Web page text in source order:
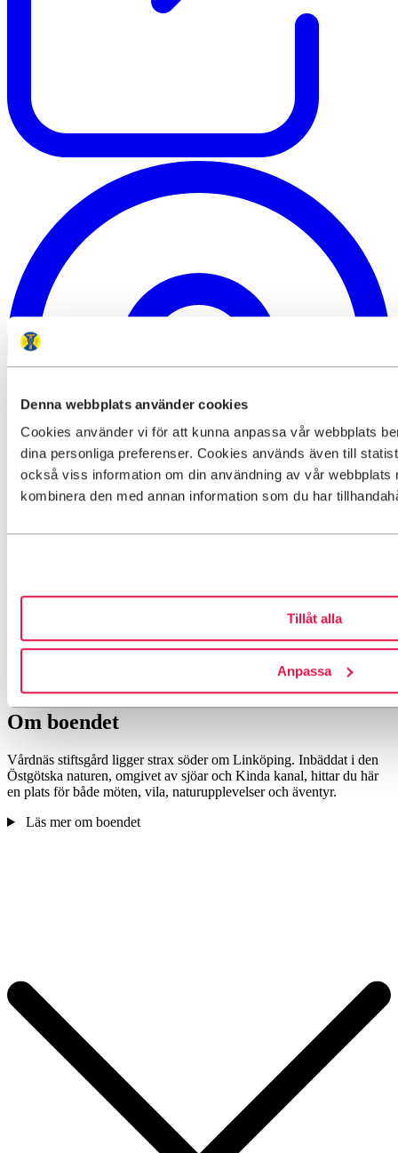
Denna webbplats använder cookies
Cookies använder vi för att kunna anpassa vår webbplats
dina personliga preferenser. Cookies används även till
också viss information om din användning av vår webbplats
kombinera den med annan information som du har
Tillåt alla
Anpassa
Om boendet
Vårdnäs stiftsgård ligger strax söder om Linköping. Inbäddat i den
Östgötska naturen, omgivet av sjöar och Kinda kanal, hittar du här
en plats för både möten, vila, naturupplevelser och äventyr.
Läs mer om boendet